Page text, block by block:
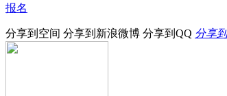
报名
分享到空间 分享到新浪微博 分享到QQ 分享